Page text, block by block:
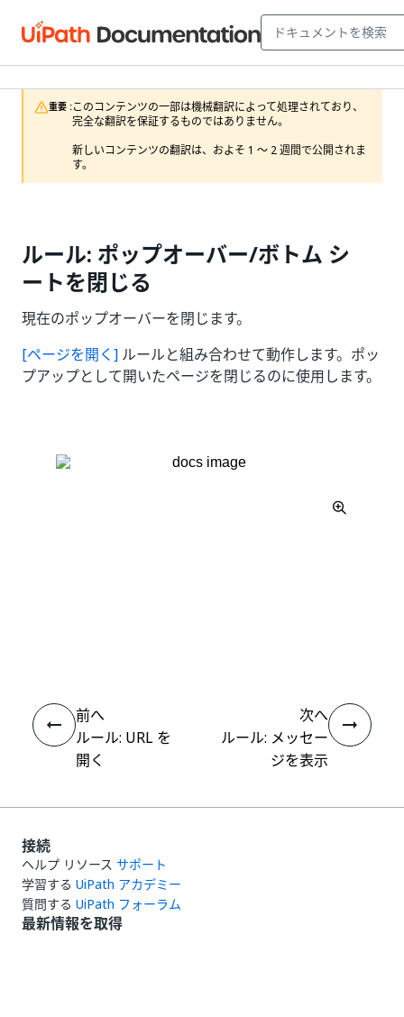
重要 :このコンテンツの一部は機械翻訳によって処理されており、
完全な翻訳を保証するものではありません。
新しいコンテンツの翻訳は、およそ 1 ～ 2 週間で公開されま
す。
ルール: ポップオーバー/ボトム シ
ートを閉じる
現在のポップオーバーを閉じます。
[ページを開く] ルールと組み合わせて動作します。ポッ
プアップとして開いたページを閉じるのに使用します。
前へ
ルール: URL を
開く
次へ
ルール: メッセー
ジを表示
接続
ヘルプ リソース サポート
学習する UiPath アカデミー
質問する UiPath フォーラム
最新情報を取得